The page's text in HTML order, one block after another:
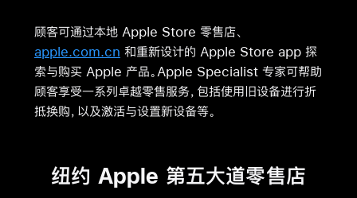
顾客可通过本地 Apple Store 零售店、
apple.com.cn 和重新设计的 Apple Store app 探
索与购买 Apple 产品。Apple Specialist 专家可帮助
顾客享受一系列卓越零售服务，包括使用旧设备进行折
抵换购，以及激活与设置新设备等。
纽约 Apple 第五大道零售店